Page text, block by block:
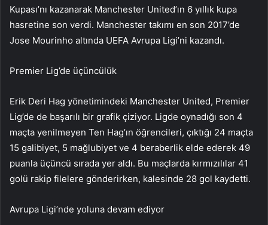
Kupası’nı kazanarak Manchester United’ın 6 yıllık kupa
hasretine son verdi. Manchester takımı en son 2017’de
Jose Mourinho altında UEFA Avrupa Ligi’ni kazandı.
Premier Lig’de üçüncülük
Erik Deri Hag yönetimindeki Manchester United, Premier
Lig’de de başarılı bir grafik çiziyor. Ligde oynadığı son 4
maçta yenilmeyen Ten Hag’ın öğrencileri, çıktığı 24 maçta
15 galibiyet, 5 mağlubiyet ve 4 beraberlik elde ederek 49
puanla üçüncü sırada yer aldı. Bu maçlarda kırmızılılar 41
golü rakip filelere gönderirken, kalesinde 28 gol kaydetti.
Avrupa Ligi’nde yoluna devam ediyor